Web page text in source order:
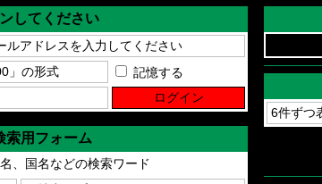
してください
記憶する
索用フォーム
、国名などの検索ワード